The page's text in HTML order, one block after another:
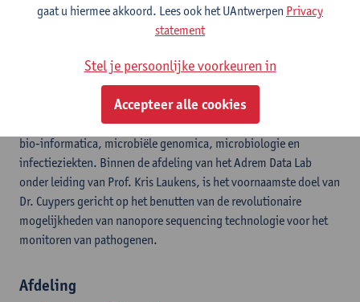
Twitter
Wim Cuypers is een postdoctoraal onderzoeker bij het Adrem
Data Lab aan de Universiteit Antwerpen, en is gefascineerd door
bio-informatica, microbiële genomica, microbiologie en
infectieziekten. Binnen de afdeling van het Adrem Data Lab
onder leiding van Prof. Kris Laukens, is het voornaamste doel van
Dr. Cuypers gericht op het benutten van de revolutionaire
mogelijkheden van nanopore sequencing technologie voor het
monitoren van pathogenen.
Afdeling
gaat u hiermee akkoord. Lees ook het UAntwerpen Privacy
statement
Stel je persoonlijke voorkeuren in
Accepteer alle cookies